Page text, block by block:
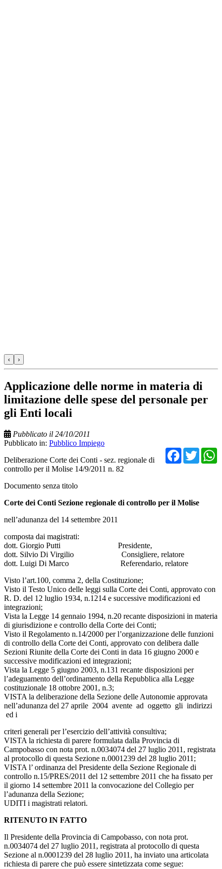
‹ ›
Applicazione delle norme in materia di
limitazione delle spese del personale per
gli Enti locali
Pubblicato il 24/10/2011
Pubblicato in: Pubblico Impiego
Deliberazione Corte dei Conti - sez. regionale di
controllo per il Molise 14/9/2011 n. 82
Documento senza titolo
Corte dei Conti Sezione regionale di controllo per il Molise
nell’adunanza del 14 settembre 2011
composta dai magistrati:
dott. Giorgio Putti Presidente,
dott. Silvio Di Virgilio Consigliere, relatore
dott. Luigi Di Marco Referendario, relatore
Visto l’art.100, comma 2, della Costituzione;
Visto il Testo Unico delle leggi sulla Corte dei Conti, approvato con
R. D. del 12 luglio 1934, n.1214 e successive modificazioni ed
integrazioni;
Vista la Legge 14 gennaio 1994, n.20 recante disposizioni in materia
di giurisdizione e controllo della Corte dei Conti;
Visto il Regolamento n.14/2000 per l’organizzazione delle funzioni
di controllo della Corte dei Conti, approvato con delibera dalle
Sezioni Riunite della Corte dei Conti in data 16 giugno 2000 e
successive modificazioni ed integrazioni;
Vista la Legge 5 giugno 2003, n.131 recante disposizioni per
l’adeguamento dell’ordinamento della Repubblica alla Legge
costituzionale 18 ottobre 2001, n.3;
VISTA la deliberazione della Sezione delle Autonomie approvata
nell’adunanza del 27 aprile 2004 avente ad oggetto gli indirizzi
ed i
criteri generali per l’esercizio dell’attività consultiva;
VISTA la richiesta di parere formulata dalla Provincia di
Campobasso con nota prot. n.0034074 del 27 luglio 2011, registrata
al protocollo di questa Sezione n.0001239 del 28 luglio 2011;
VISTA l’ ordinanza del Presidente della Sezione Regionale di
controllo n.15/PRES/2011 del 12 settembre 2011 che ha fissato per
il giorno 14 settembre 2011 la convocazione del Collegio per
l’adunanza della Sezione;
UDITI i magistrati relatori.
RITENUTO IN FATTO
Il Presidente della Provincia di Campobasso, con nota prot.
n.0034074 del 27 luglio 2011, registrata al protocollo di questa
Sezione al n.0001239 del 28 luglio 2011, ha inviato una articolata
richiesta di parere che può essere sintetizzata come segue: